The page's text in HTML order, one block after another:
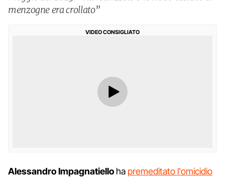
menzogne era crollato”
VIDEO CONSIGLIATO
Alessandro Impagnatiello ha premeditato l'omicidio